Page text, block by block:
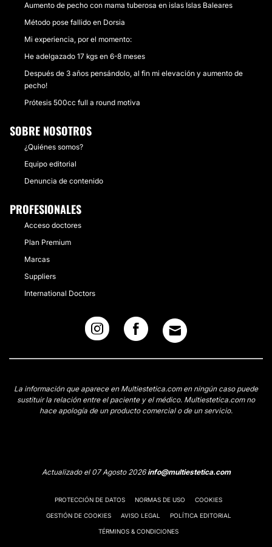
Aumento de pecho con mama tuberosa en islas Islas Baleares
Método pose fallido en Dorsia
Mi experiencia, por el momento:
He adelgazado 17 kgs en 6-8 meses
Después de 3 años pensándolo, al fin mi elevación y aumento de
pecho!
Prótesis 500cc full a round motiva
SOBRE NOSOTROS
¿Quiénes somos?
Equipo editorial
Denuncia de contenido
PROFESIONALES
Acceso doctores
Plan Premium
Marcas
Suppliers
International Doctors
La información que aparece en Multiestetica.com en ningún caso puede
sustituir la relación entre el paciente y el médico. Multiestetica.com no
hace apología de un producto comercial o de un servicio.
Actualizado el 07 Agosto 2026info@multiestetica.com
PROTECCIÓN DE DATOS NORMAS DE USO COOKIES
GESTIÓN DE COOKIES AVISO LEGAL POLÍTICA EDITORIAL
TÉRMINOS & CONDICIONES